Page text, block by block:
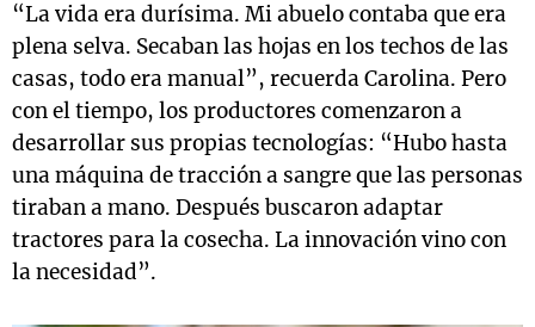
“La vida era durísima. Mi abuelo contaba que era
plena selva. Secaban las hojas en los techos de las
casas, todo era manual”, recuerda Carolina. Pero
con el tiempo, los productores comenzaron a
desarrollar sus propias tecnologías: “Hubo hasta
una máquina de tracción a sangre que las personas
tiraban a mano. Después buscaron adaptar
tractores para la cosecha. La innovación vino con
la necesidad”.